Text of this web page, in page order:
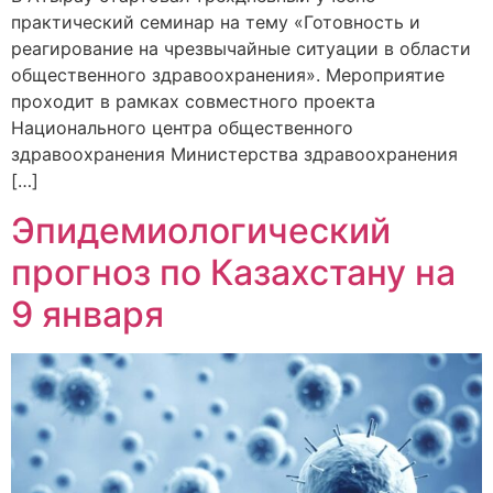
практический семинар на тему «Готовность и
реагирование на чрезвычайные ситуации в области
общественного здравоохранения». Мероприятие
проходит в рамках совместного проекта
Национального центра общественного
здравоохранения Министерства здравоохранения
[…]
Эпидемиологический
прогноз по Казахстану на
9 января